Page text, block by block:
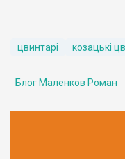
цвинтарі козацькі
Блог Маленков Роман